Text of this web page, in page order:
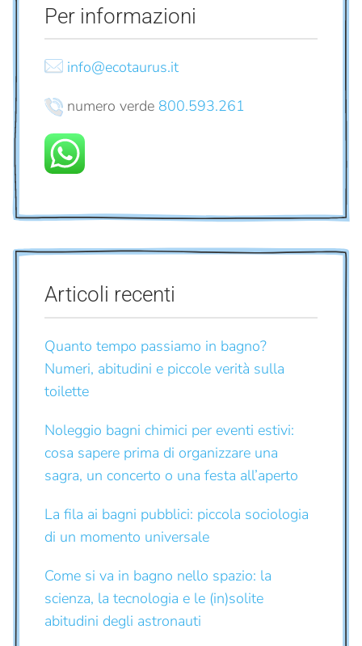
Per informazioni
info@ecotaurus.it
numero verde 800.593.261
Articoli recenti
Quanto tempo passiamo in bagno?
Numeri, abitudini e piccole verità sulla
toilette
Noleggio bagni chimici per eventi estivi:
cosa sapere prima di organizzare una
sagra, un concerto o una festa all’aperto
La fila ai bagni pubblici: piccola sociologia
di un momento universale
Come si va in bagno nello spazio: la
scienza, la tecnologia e le (in)solite
abitudini degli astronauti